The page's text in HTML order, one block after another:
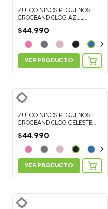
ZUECO NIÑOS PEQUEÑOS
CROCBAND CLOG AZUL
$44.990
VER PRODUCTO
ZUECO NIÑOS PEQUEÑOS
CROCBAND CLOG CELESTE
$44.990
VER PRODUCTO